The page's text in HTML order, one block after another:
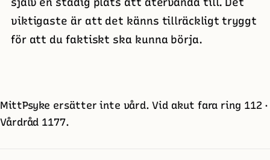
viktigaste är att det känns tillräckligt tryggt
för att du faktiskt ska kunna börja.
MittPsyke ersätter inte vård. Vid akut fara ring 112 ·
Vårdråd 1177.